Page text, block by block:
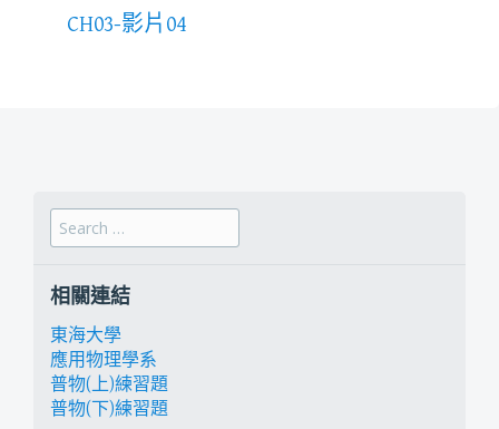
CH03-影片04
Search for:
相關連結
東海大學
應用物理學系
普物(上)練習題
普物(下)練習題